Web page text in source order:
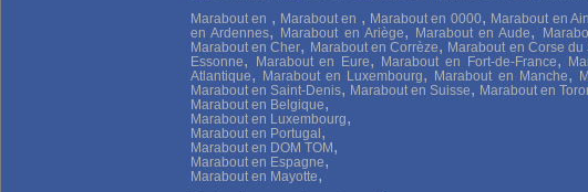
Marabout en , Marabout en , Marabout en 0000, Marabout en Ain
en Ardennes, Marabout en Ariège, Marabout en Aude,
Marabout en Cher, Marabout en Corrèze, Marabout en Corse du
Essonne, Marabout en Eure, Marabout en Fort-de-France,
Atlantique, Marabout en Luxembourg, Marabout en Manche,
Marabout en Saint-Denis, Marabout en Suisse, Marabout en
Marabout en Belgique,
Marabout en Luxembourg,
Marabout en Portugal ,
Marabout en DOM TOM ,
Marabout en Espagne,
Marabout en Mayotte,